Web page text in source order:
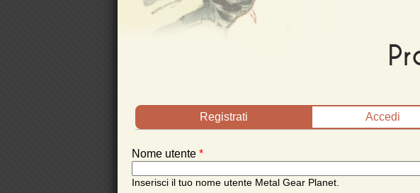
Schede primarie
Registrati
Accedi
Nome utente *
Inserisci il tuo nome utente Metal Gear Planet.